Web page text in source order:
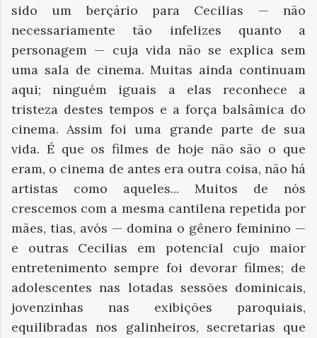
sido um berçário para Cecilias — não
necessariamente tão infelizes quanto a
personagem — cuja vida não se explica sem
uma sala de cinema. Muitas ainda continuam
aqui; ninguém iguais a elas reconhece a
tristeza destes tempos e a força balsâmica do
cinema. Assim foi uma grande parte de sua
vida. É que os filmes de hoje não são o que
eram, o cinema de antes era outra coisa, não há
artistas como aqueles... Muitos de nós
crescemos com a mesma cantilena repetida por
mães, tias, avós — domina o gênero feminino —
e outras Cecilias em potencial cujo maior
entretenimento sempre foi devorar filmes; de
adolescentes nas lotadas sessões dominicais,
jovenzinhas nas exibições paroquiais,
equilibradas nos galinheiros, secretarias que